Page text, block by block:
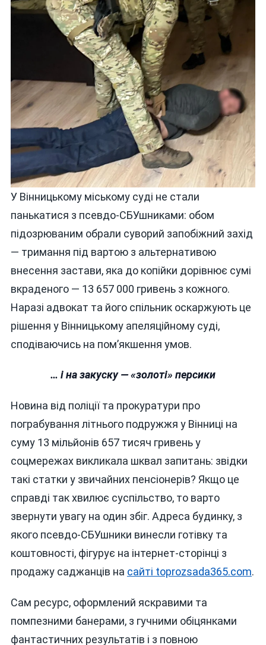
У Вінницькому міському суді не стали
панькатися з псевдо-СБУшниками: обом
підозрюваним обрали суворий запобіжний захід
— тримання під вартою з альтернативою
внесення застави, яка до копійки дорівнює сумі
вкраденого — 13 657 000 гривень з кожного.
Наразі адвокат та його спільник оскаржують це
рішення у Вінницькому апеляційному суді,
сподіваючись на пом’якшення умов.
… і на закуску — «золоті» персики
Новина від поліції та прокуратури про
пограбування літнього подружжя у Вінниці на
суму 13 мільйонів 657 тисяч гривень у
соцмережах викликала шквал запитань: звідки
такі статки у звичайних пенсіонерів? Якщо це
справді так хвилює суспільство, то варто
звернути увагу на один збіг. Адреса будинку, з
якого псевдо-СБУшники винесли готівку та
коштовності, фігурує на інтернет-сторінці з
продажу саджанців на сайті toprozsada365.com.
Сам ресурс, оформлений яскравими та
помпезними банерами, з гучними обіцянками
фантастичних результатів і з повною